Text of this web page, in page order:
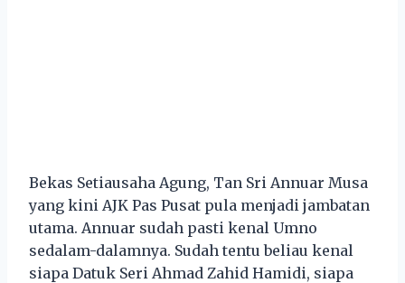
Bekas Setiausaha Agung, Tan Sri Annuar Musa
yang kini AJK Pas Pusat pula menjadi jambatan
utama. Annuar sudah pasti kenal Umno
sedalam-dalamnya. Sudah tentu beliau kenal
siapa Datuk Seri Ahmad Zahid Hamidi, siapa